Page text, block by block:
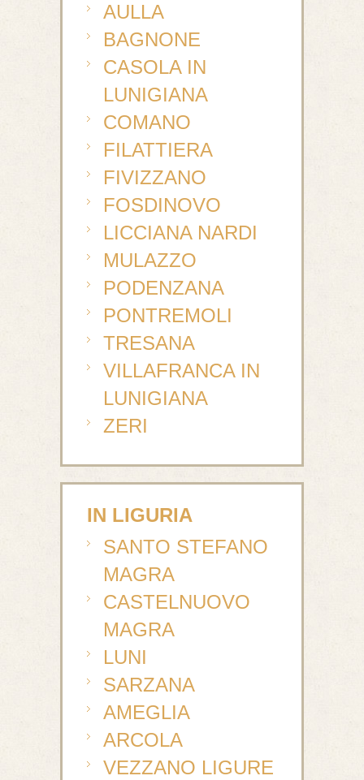
AULLA
BAGNONE
CASOLA IN
LUNIGIANA
COMANO
FILATTIERA
FIVIZZANO
FOSDINOVO
LICCIANA NARDI
MULAZZO
PODENZANA
PONTREMOLI
TRESANA
VILLAFRANCA IN
LUNIGIANA
ZERI
IN LIGURIA
SANTO STEFANO
MAGRA
CASTELNUOVO
MAGRA
LUNI
SARZANA
AMEGLIA
ARCOLA
VEZZANO LIGURE